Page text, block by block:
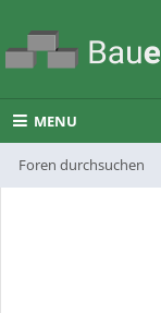
MENU
Foren durchsuchen